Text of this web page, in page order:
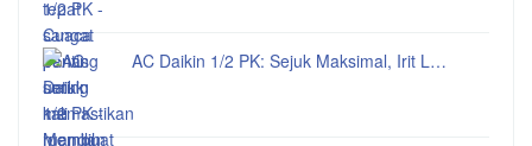
AC Daikin 1/2 PK: Sejuk Maksimal, Irit L…